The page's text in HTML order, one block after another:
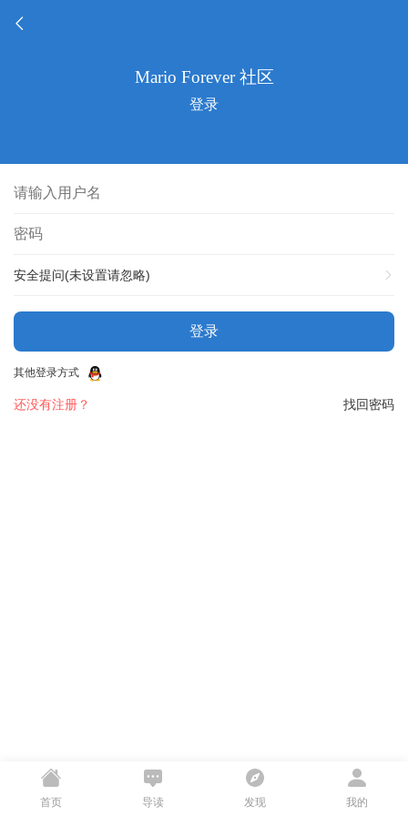
登录
安全提问(未设置请忽略)
登录
其他登录方式
找回密码
还没有注册？
首页 导读 发现 我的